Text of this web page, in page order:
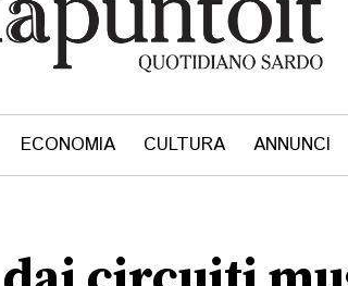
ECONOMIA CULTURA ANNUNCI